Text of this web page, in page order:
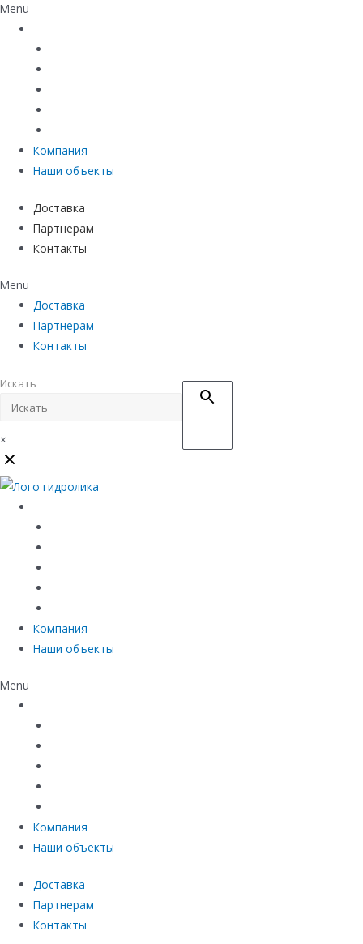
Menu
Компания
Наши объекты
Доставка
Партнерам
Контакты
Menu
Доставка
Партнерам
Контакты
Искать
×
Компания
Наши объекты
Menu
Компания
Наши объекты
Доставка
Партнерам
Контакты